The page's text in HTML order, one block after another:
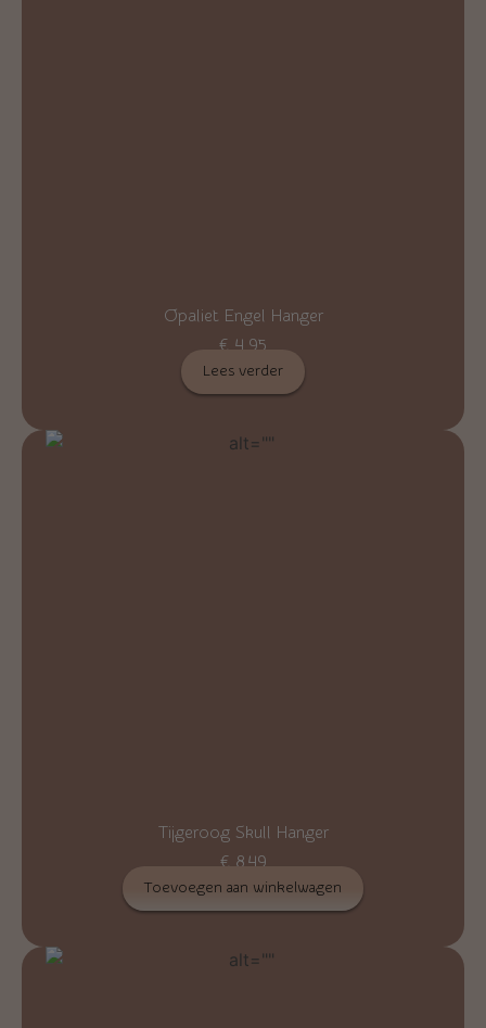
Opaliet Engel Hanger
€4,95
Lees verder
Tijgeroog Skull Hanger
€8,49
Toevoegen aan winkelwagen